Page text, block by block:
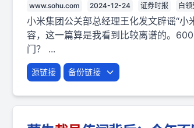
www.sohu.com 2024-12-24 证券时报 白
小米集团公关部总经理王化发文辟谣“小
容，这一篇算是我看到比较离谱的。
门？ ...
源链接 备份链接